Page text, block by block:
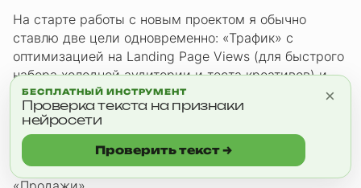
На старте работы с новым проектом я обычно
ставлю две цели одновременно: «Трафик» с
оптимизацией на Landing Page Views (для быстрого
набора холодной аудитории и теста креативов) и
одну цель из нижней воронки - «Лиды» или
«Продажи», в зависимости от того, как устроена
воронка клиента. Если в кабинете нет накопленных
данных Pixel - сначала «Лиды» через моментальные
формы, потом, когда соберется база, перевожу на
×
БЕСПЛАТНЫЙ ИНСТРУМЕНТ
Проверка текста на признаки
нейросети
Проверить текст →